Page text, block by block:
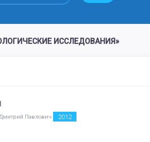
ИССЛЕДОВАНИЯ»
Павлович 2012